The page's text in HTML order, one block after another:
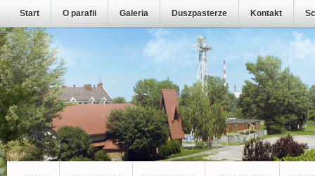
Start O parafii Galeria Duszpasterze Kontakt